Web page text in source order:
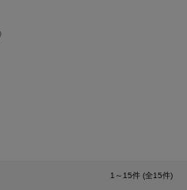
1～15件 (全15件)